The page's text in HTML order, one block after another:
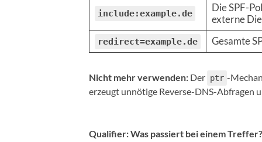
include:example.de
Die SPF-
externe
redirect=example.de Gesamte
Nicht mehr verwenden: Der ptr -
erzeugt unnötige Reverse-DNS-Abfragen
Qualifier: Was passiert bei einem Treffer?